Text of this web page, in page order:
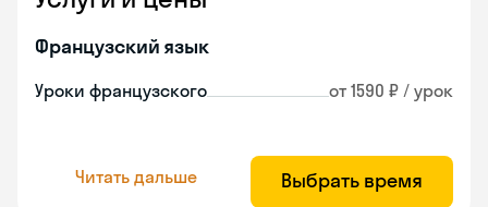
Французский язык
Уроки французского от 1590 ₽ / урок
Читать дальше Выбрать время